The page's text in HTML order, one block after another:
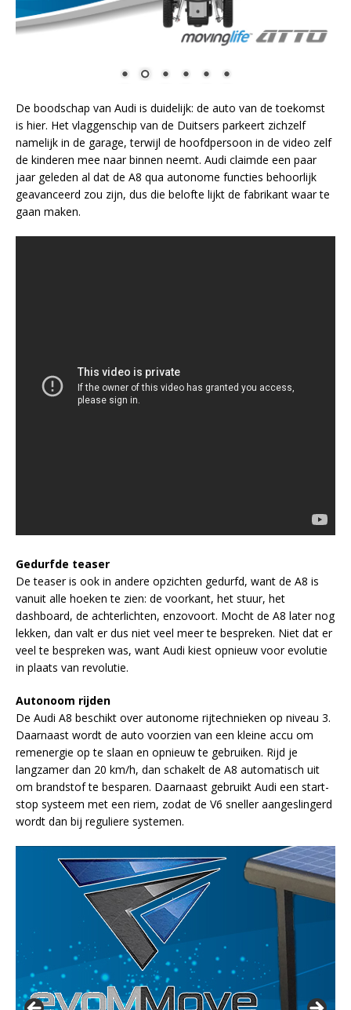
De boodschap van Audi is duidelijk: de auto van de toekomst
is hier. Het vlaggenschip van de Duitsers parkeert zichzelf
namelijk in de garage, terwijl de hoofdpersoon in de video zelf
de kinderen mee naar binnen neemt. Audi claimde een paar
jaar geleden al dat de A8 qua autonome functies behoorlijk
geavanceerd zou zijn, dus die belofte lijkt de fabrikant waar te
gaan maken.
Gedurfde teaser
De teaser is ook in andere opzichten gedurfd, want de A8 is
vanuit alle hoeken te zien: de voorkant, het stuur, het
dashboard, de achterlichten, enzovoort. Mocht de A8 later nog
lekken, dan valt er dus niet veel meer te bespreken. Niet dat er
veel te bespreken was, want Audi kiest opnieuw voor evolutie
in plaats van revolutie.
Autonoom rijden
De Audi A8 beschikt over autonome rijtechnieken op niveau 3.
Daarnaast wordt de auto voorzien van een kleine accu om
remenergie op te slaan en opnieuw te gebruiken. Rijd je
langzamer dan 20 km/h, dan schakelt de A8 automatisch uit
om brandstof te besparen. Daarnaast gebruikt Audi een start-
stop systeem met een riem, zodat de V6 sneller aangeslingerd
wordt dan bij reguliere systemen.